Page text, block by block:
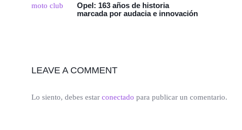
Opel: 163 años de historia
marcada por audacia e innovación
LEAVE A COMMENT
Lo siento, debes estar conectado para publicar un comentario.